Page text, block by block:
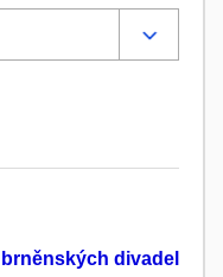
divadel